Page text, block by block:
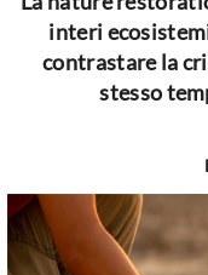
interi
contrastare la
stesso